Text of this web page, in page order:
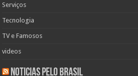
Serviços
Tecnologia
TV e Famosos
videos
Noticias pelo Brasil